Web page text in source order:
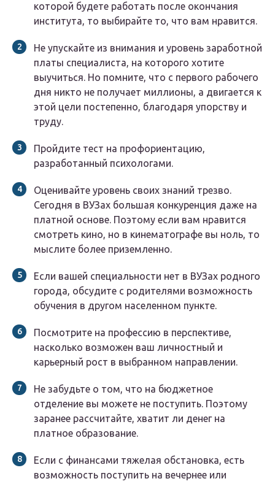
которой будете работать после окончания
института, то выбирайте то, что вам нравится.
Не упускайте из внимания и уровень заработной
платы специалиста, на которого хотите
выучиться. Но помните, что с первого рабочего
дня никто не получает миллионы, а двигается к
этой цели постепенно, благодаря упорству и
труду.
Пройдите тест на профориентацию,
разработанный психологами.
Оценивайте уровень своих знаний трезво.
Сегодня в ВУЗах большая конкуренция даже на
платной основе. Поэтому если вам нравится
смотреть кино, но в кинематографе вы ноль, то
мыслите более приземленно.
Если вашей специальности нет в ВУЗах родного
города, обсудите с родителями возможность
обучения в другом населенном пункте.
Посмотрите на профессию в перспективе,
насколько возможен ваш личностный и
карьерный рост в выбранном направлении.
Не забудьте о том, что на бюджетное
отделение вы можете не поступить. Поэтому
заранее рассчитайте, хватит ли денег на
платное образование.
Если с финансами тяжелая обстановка, есть
возможность поступить на вечернее или